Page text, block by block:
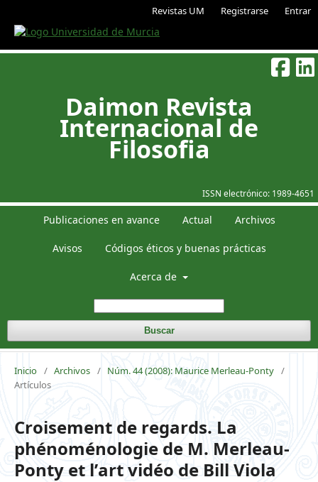
Revistas UM Registrarse Entrar
ISSN electrónico: 1989-4651
Daimon Revista
Internacional de
Filosofia
Publicaciones en avance Actual Archivos
Avisos Códigos éticos y buenas prácticas
Acerca de
Buscar
Inicio / Archivos / Núm. 44 (2008): Maurice Merleau-Ponty /
Artículos
Croisement de regards. La
phénoménologie de M. Merleau-
Ponty et lʼart vidéo de Bill Viola